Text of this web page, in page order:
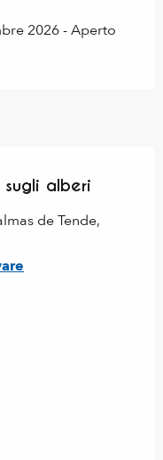
2026 - Aperto
alberi
de Tende,